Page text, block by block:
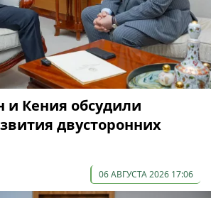
и Кения обсудили
двусторонних
06 АВГУСТА 2026 17:06